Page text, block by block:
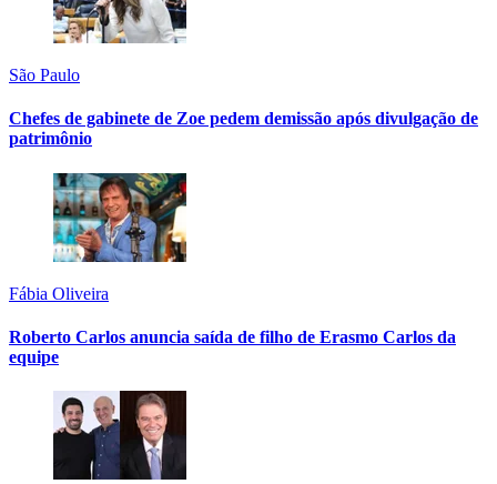
São Paulo
Chefes de gabinete de Zoe pedem demissão após divulgação de
patrimônio
Fábia Oliveira
Roberto Carlos anuncia saída de filho de Erasmo Carlos da
equipe